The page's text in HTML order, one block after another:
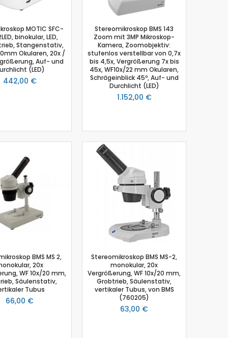
MOTIC SFC-
binokular, LED,
Stangenstativ,
Okularen, 20x /
Auf- und
(LED)
442,00 €
Stereomikroskop BMS 143
Zoom mit 3MP Mikroskop-
Kamera, Zoomobjektiv:
stufenlos verstellbar von 0,7x
bis 4,5x, Vergrößerung 7x bis
45x, WF10x/22 mm Okularen,
Schrägeinblick 45º, Auf- und
Durchlicht (LED)
1.152,00 €
BMS MS 2,
20x
WF 10x/20 mm,
Säulenstativ,
Tubus
66,00 €
Stereomikroskop BMS MS-2,
monokular, 20x
Vergrößerung, WF 10x/20 mm,
Grobtrieb, Säulenstativ,
vertikaler Tubus, von BMS
(760205)
63,00 €